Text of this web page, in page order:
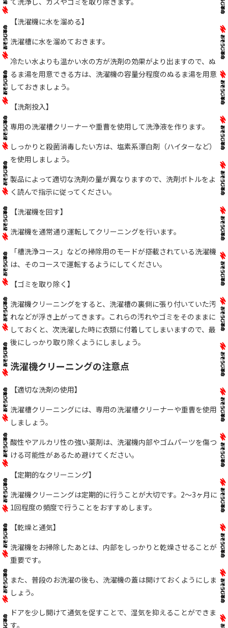
【洗濯機に水を溜める】
洗濯槽に水を溜めておきます。
冷たい水よりも温かい水の方が洗剤の効果がより出ますので、ぬ
るま湯を用意できる方は、洗濯機の容量分程度のぬるま湯を用意
しておきましょう。
【洗剤投入】
専用の洗濯槽クリーナーや重曹を使用して洗浄液を作ります。
しっかりと殺菌消毒したい方は、塩素系漂白剤（ハイターなど）
を使用しましょう。
製品によって適切な洗剤の量が異なりますので、洗剤ボトルをよ
く読んで指示に従ってください。
【洗濯機を回す】
洗濯機を通常通り運転してクリーニングを行います。
「槽洗浄コース」などの掃除用のモードが搭載されている洗濯機
は、そのコースで運転するようにしてください。
【ゴミを取り除く】
洗濯機クリーニングをすると、洗濯槽の裏側に張り付いていた汚
れなどが浮き上がってきます。これらの汚れやゴミをそのままに
しておくと、次洗濯した時に衣類に付着してしまいますので、最
後にしっかり取り除くようにしましょう。
洗濯機クリーニングの注意点
【適切な洗剤の使用】
洗濯槽クリーニングには、専用の洗濯槽クリーナーや重曹を使用
しましょう。
酸性やアルカリ性の強い薬剤は、洗濯機内部やゴムパーツを傷つ
ける可能性があるため避けてください。
【定期的なクリーニング】
洗濯機クリーニングは定期的に行うことが大切です。2〜3ヶ月に
1回程度の頻度で行うことをおすすめします。
【乾燥と通気】
洗濯機をお掃除したあとは、内部をしっかりと乾燥させることが
重要です。
また、普段のお洗濯の後も、洗濯機の蓋は開けておくようにしま
しょう。
ドアを少し開けて通気を促すことで、湿気を抑えることができま
す。